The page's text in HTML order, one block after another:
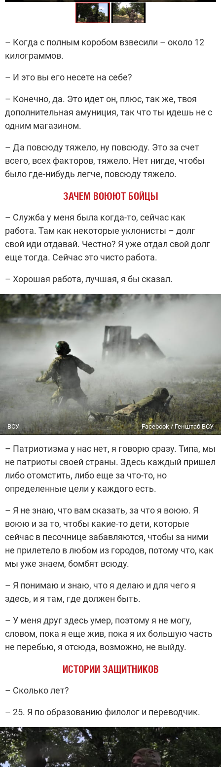
– Когда с полным коробом взвесили – около 12
килограммов.
– И это вы его несете на себе?
– Конечно, да. Это идет он, плюс, так же, твоя
дополнительная амуниция, так что ты идешь не с
одним магазином.
– Да повсюду тяжело, ну повсюду. Это за счет
всего, всех факторов, тяжело. Нет нигде, чтобы
было где-нибудь легче, повсюду тяжело.
ЗАЧЕМ ВОЮЮТ БОЙЦЫ
– Служба у меня была когда-то, сейчас как
работа. Там как некоторые уклонисты – долг
свой иди отдавай. Честно? Я уже отдал свой долг
еще тогда. Сейчас это чисто работа.
– Хорошая работа, лучшая, я бы сказал.
ВСУ Facebook / Генштаб ВСУ
– Патриотизма у нас нет, я говорю сразу. Типа, мы
не патриоты своей страны. Здесь каждый пришел
либо отомстить, либо еще за что-то, но
определенные цели у каждого есть.
– Я не знаю, что вам сказать, за что я воюю. Я
воюю и за то, чтобы какие-то дети, которые
сейчас в песочнице забавляются, чтобы за ними
не прилетело в любом из городов, потому что, как
мы уже знаем, бомбят всюду.
– Я понимаю и знаю, что я делаю и для чего я
здесь, и я там, где должен быть.
– У меня друг здесь умер, поэтому я не могу,
словом, пока я еще жив, пока я их большую часть
не перебью, я отсюда, возможно, не выйду.
ИСТОРИИ ЗАЩИТНИКОВ
– Сколько лет?
– 25. Я по образованию филолог и переводчик.